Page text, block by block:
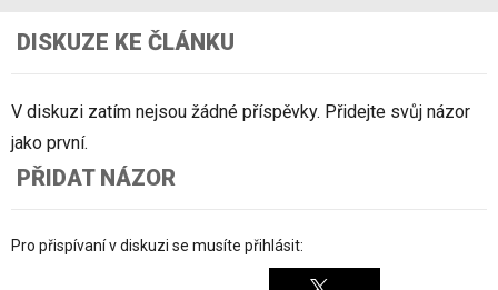
DISKUZE KE ČLÁNKU
V diskuzi zatím nejsou žádné příspěvky. Přidejte svůj názor
jako první.
PŘIDAT NÁZOR
Pro přispívaní v diskuzi se musíte přihlásit: